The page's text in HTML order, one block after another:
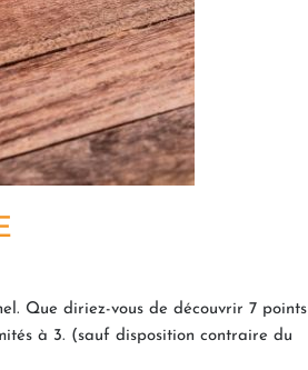
Que diriez-vous de découvrir 7 points
à 3. (sauf disposition contraire du